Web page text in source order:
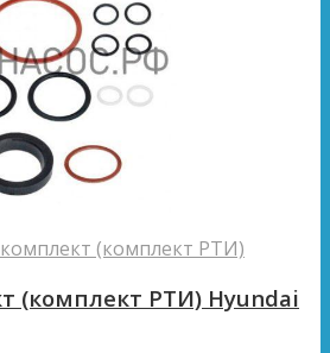
(комплект РТИ)
(комплект РТИ) Hyundai